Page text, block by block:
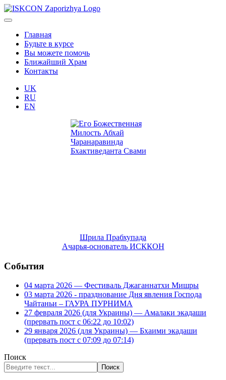
Главная
Будьте в курсе
Вы можете помочь
Ближайший Храм
Контакты
UK
RU
EN
Шрила Прабхупада
Ачарья-основатель ИСККОН
События
04 марта 2026 — Фестиваль Джаганнатхи Мишры
03 марта 2026 - празднование Дня явления Господа
Чайтаньи – ГАУРА ПУРНИМА
27 февраля 2026 (для Украины) — Амалаки экадаши
(прервать пост с 06:22 до 10:02)
29 января 2026 (для Украины) — Бхаими экадаши
(прервать пост с 07:09 до 07:14)
Поиск
Поиск